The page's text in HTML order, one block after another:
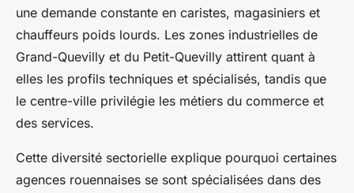
une demande constante en caristes, magasiniers et
chauffeurs poids lourds. Les zones industrielles de
Grand-Quevilly et du Petit-Quevilly attirent quant à
elles les profils techniques et spécialisés, tandis que
le centre-ville privilégie les métiers du commerce et
des services.
Cette diversité sectorielle explique pourquoi certaines
agences rouennaises se sont spécialisées dans des